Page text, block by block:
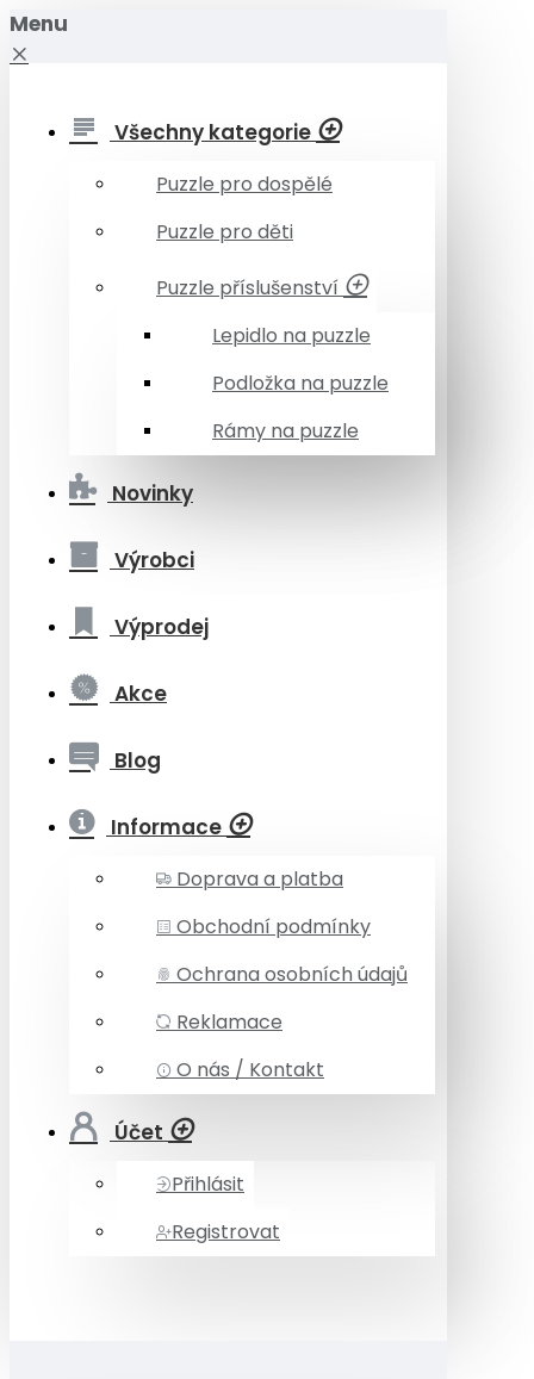
Menu
Všechny kategorie
Puzzle pro dospělé
Puzzle pro děti
Puzzle příslušenství
Lepidlo na puzzle
Podložka na puzzle
Rámy na puzzle
Novinky
Výrobci
Výprodej
Akce
Blog
Informace
Doprava a platba
Obchodní podmínky
Ochrana osobních údajů
Reklamace
O nás / Kontakt
Účet
Přihlásit
Registrovat